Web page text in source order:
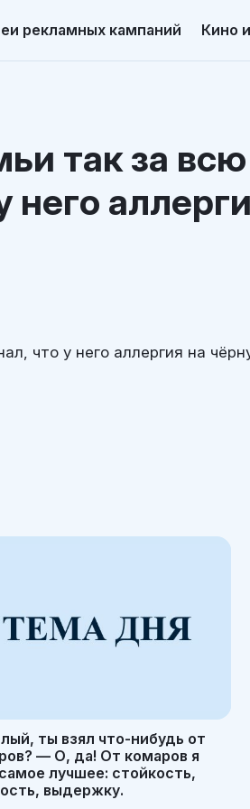
рекламных кампаний Кино
так за всю
него
что у него аллергия на
ты взял что-нибудь от
— О, да! От комаров я
лучшее: стойкость,
выдержку.